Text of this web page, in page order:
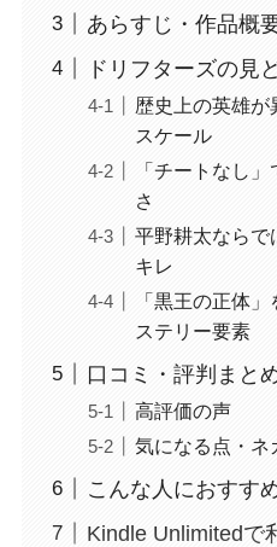
あらすじ・作品概
ドリフターズの見
歴史上の英雄が
スケール
「チートなし
さ
平野耕太ならで
キレ
「黒王の正体
ステリー要素
口コミ・評判まと
高評価の声
気になる点・ネ
こんな人におすす
Kindle Unlimitedで